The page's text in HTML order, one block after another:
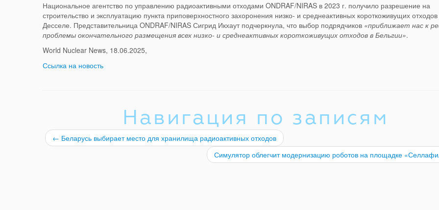
Национальное агентство по управлению радиоактивными отходами ONDRAF/NIRAS в 2023 г. получило разрешение на
строительство и эксплуатацию пункта приповерхностного захоронения низко- и среднеактивных короткоживущих отходов
Десселе. Представительница ONDRAF/NIRAS Сигрид Икхаут подчеркнула, что выбор подрядчиков «приближает нас к
проблемы окончательного размещения всех низко- и среднеактивных короткоживущих отходов в Бельгии».
World Nuclear News, 18.06.2025,
Ссылка на новость
Навигация по записям
← Беларусь выбирает место для хранилища радиоактивных отходов
Симулятор облегчит модернизацию роботов на площадке